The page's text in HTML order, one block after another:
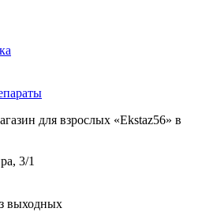
для взрослых «Ekstaz56» в
3/1
выходных